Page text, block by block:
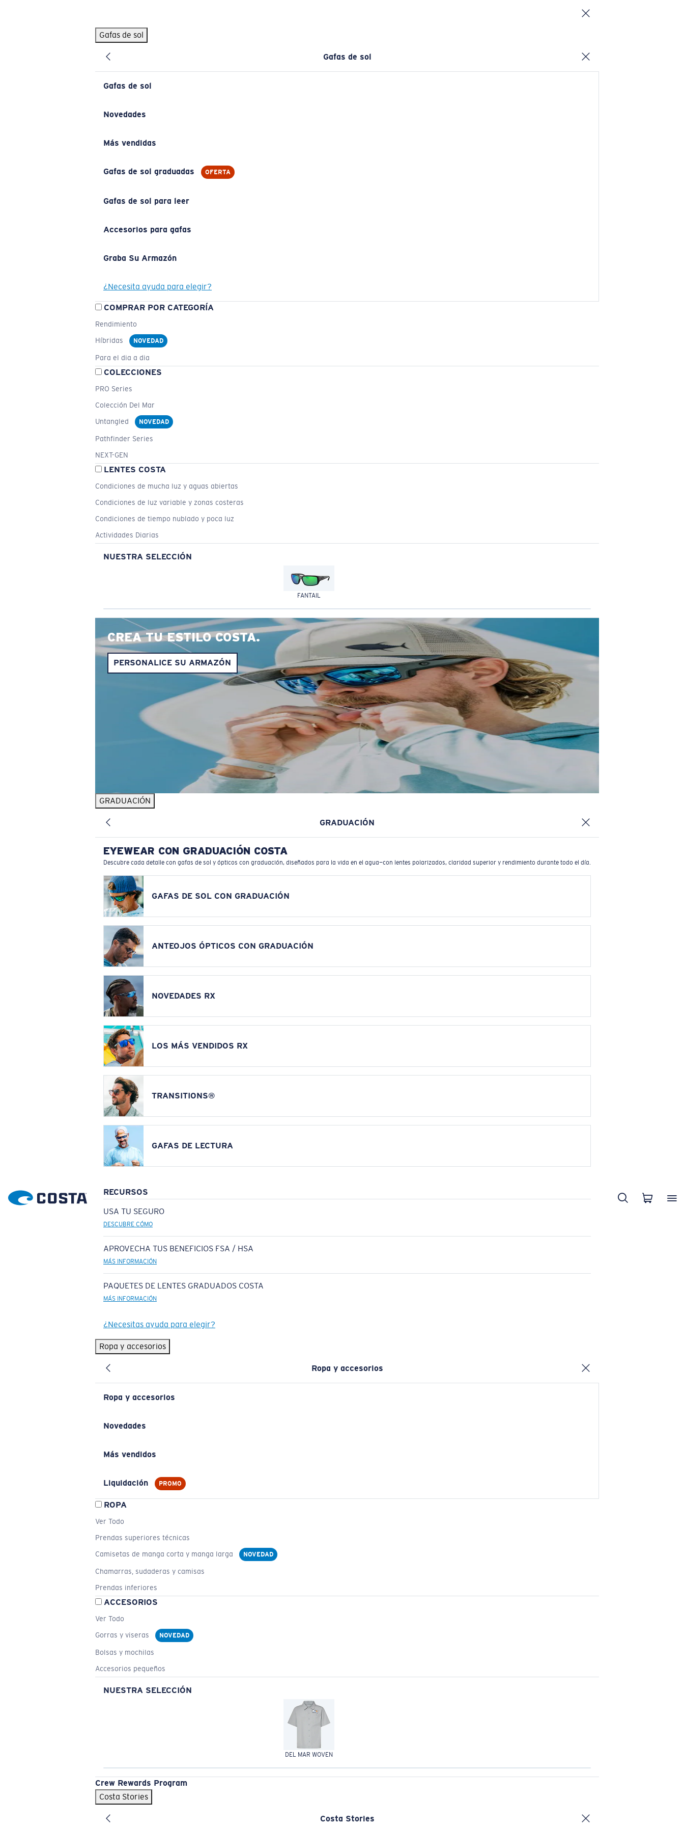
Gafas de sol
Gafas de sol
Gafas de sol
Novedades
Más vendidas
Gafas de sol graduadas OFERTA
Gafas de sol para leer
Accesorios para gafas
Graba Su Armazón
¿Necesita ayuda para elegir?
COMPRAR POR CATEGORÍA
Rendimiento
Híbridas
NOVEDAD
Para el dia a dia
COLECCIONES
PRO Series
Colección Del Mar
Untangled
NOVEDAD
Pathfinder Series
NEXT-GEN
LENTES COSTA
Condiciones de mucha luz y aguas abiertas
Condiciones de luz variable y zonas costeras
Condiciones de tiempo nublado y poca luz
Actividades Diarias
NUESTRA SELECCIÓN
FANTAIL
CREA TU ESTILO COSTA.
PERSONALICE SU ARMAZÓN
GRADUACIÓN
GRADUACIÓN
EYEWEAR CON GRADUACIÓN COSTA
Descubre cada detalle con gafas de sol y ópticos con graduación, diseñados para la vida en el agua—con lentes polarizados, claridad superior y rendimiento durante todo el día.
GAFAS DE SOL CON GRADUACIÓN
ANTEOJOS ÓPTICOS CON GRADUACIÓN
NOVEDADES RX
LOS MÁS VENDIDOS RX
TRANSITIONS®
GAFAS DE LECTURA
RECURSOS
USA TU SEGURO
DESCUBRE CÓMO
APROVECHA TUS BENEFICIOS FSA / HSA
MÁS INFORMACIÓN
PAQUETES DE LENTES GRADUADOS COSTA
MÁS INFORMACIÓN
¿Necesitas ayuda para elegir?
Ropa y accesorios
Ropa y accesorios
Ropa y accesorios
Novedades
Más vendidos
Liquidación PROMO
ROPA
Ver Todo
Prendas superiores técnicas
Camisetas de manga corta y manga larga
NOVEDAD
Chamarras, sudaderas y camisas
Prendas inferiores
ACCESORIOS
Ver Todo
Gorras y viseras
NOVEDAD
Bolsas y mochilas
Accesorios pequeños
NUESTRA SELECCIÓN
DEL MAR WOVEN
Crew Rewards Program
Costa Stories
Costa Stories
BÚSQUEDAS POPULARES
Pilothouse PRO Limited Edition Pack
Gafas de sol personalizadas
Los más vendidos de gafas de sol